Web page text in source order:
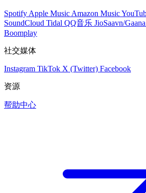
Spotify Apple Music Amazon Music
SoundCloud Tidal QQ音乐 JioSaavn/Gaana
Boomplay
社交媒体
Instagram TikTok X (Twitter) Facebook
资源
帮助中心